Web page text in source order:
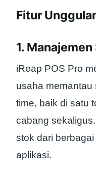
Fitur
1.
iReap POS Pro
usaha memantau
time, baik di satu
cabang
stok dari
aplikasi.